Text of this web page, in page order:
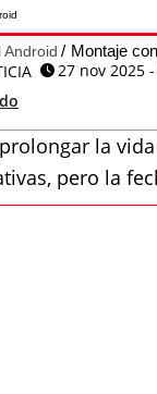
Montaje
27 nov 2025
la
pero la